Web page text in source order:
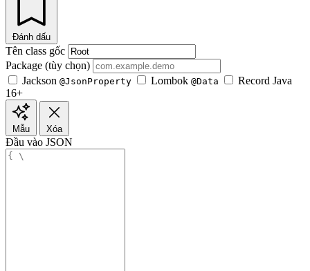
Đánh dấu
Tên class gốc
Package (tùy chọn)
Jackson @JsonProperty Lombok @Data
Record Java
16+
Mẫu Xóa
Đầu vào JSON